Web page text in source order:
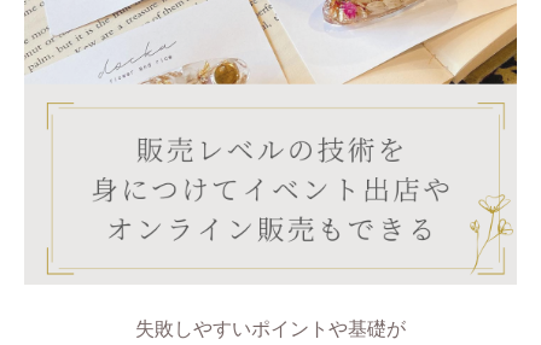
失敗しやすいポイントや基礎が